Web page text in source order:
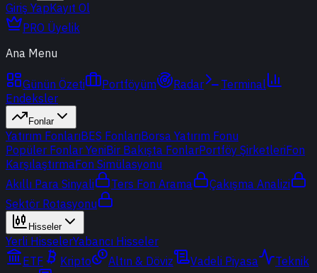
Giriş YapKayıt Ol
PRO Üyelik
Ana Menu
Günün Özeti Portföyüm Radar
Terminal
Endeksler
Fonlar
Yatırım FonlarıBES FonlarıBorsa Yatırım Fonu
Popüler Fonlar YeniBir Bakışta FonlarPortföy ŞirketleriFon
KarşılaştırmaFon Simülasyonu
Akıllı Para Sinyali
Ters Fon Arama
Çakışma Analizi
Sektör Rotasyonu
Hisseler
Yerli HisselerYabancı Hisseler
ETF
Kripto Altın & Döviz Vadeli Piyasa
Teknik